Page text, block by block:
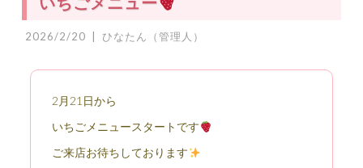
2026/2/20 ひなたん（管理人）
2月21日から
いちごメニュースタートです
ご来店お待ちしております